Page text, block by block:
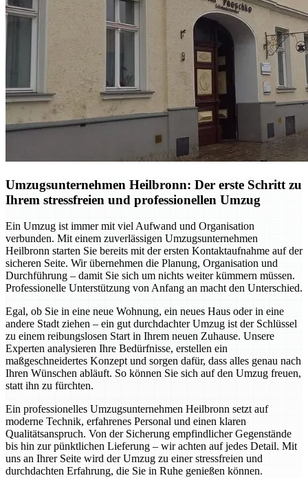
Umzugsunternehmen Heilbronn: Der erste Schritt zu
Ihrem stressfreien und professionellen Umzug
Ein Umzug ist immer mit viel Aufwand und Organisation
verbunden. Mit einem zuverlässigen Umzugsunternehmen
Heilbronn starten Sie bereits mit der ersten Kontaktaufnahme auf der
sicheren Seite. Wir übernehmen die Planung, Organisation und
Durchführung – damit Sie sich um nichts weiter kümmern müssen.
Professionelle Unterstützung von Anfang an macht den Unterschied.
Egal, ob Sie in eine neue Wohnung, ein neues Haus oder in eine
andere Stadt ziehen – ein gut durchdachter Umzug ist der Schlüssel
zu einem reibungslosen Start in Ihrem neuen Zuhause. Unsere
Experten analysieren Ihre Bedürfnisse, erstellen ein
maßgeschneidertes Konzept und sorgen dafür, dass alles genau nach
Ihren Wünschen abläuft. So können Sie sich auf den Umzug freuen,
statt ihn zu fürchten.
Ein professionelles Umzugsunternehmen Heilbronn setzt auf
moderne Technik, erfahrenes Personal und einen klaren
Qualitätsanspruch. Von der Sicherung empfindlicher Gegenstände
bis hin zur pünktlichen Lieferung – wir achten auf jedes Detail. Mit
uns an Ihrer Seite wird der Umzug zu einer stressfreien und
durchdachten Erfahrung, die Sie in Ruhe genießen können.